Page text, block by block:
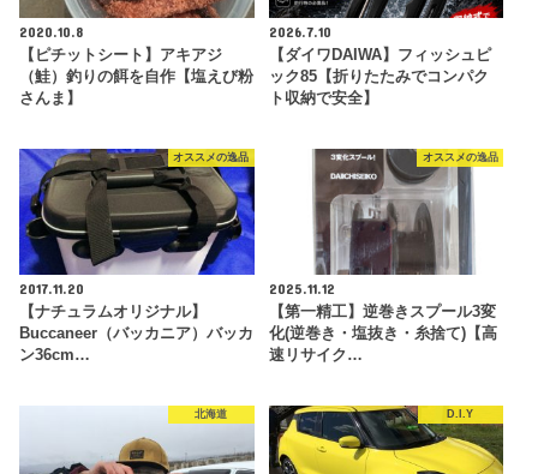
2020.10.8
【ピチットシート】アキアジ
（鮭）釣りの餌を自作【塩えび粉
さんま】
2026.7.10
【ダイワDAIWA】フィッシュピ
ック85【折りたたみでコンパク
ト収納で安全】
オススメの逸品
2017.11.20
【ナチュラムオリジナル】
Buccaneer（バッカニア）バッカ
ン36cm…
オススメの逸品
2025.11.12
【第一精工】逆巻きスプール3変
化(逆巻き・塩抜き・糸捨て)【高
速リサイク…
北海道 D.I.Y